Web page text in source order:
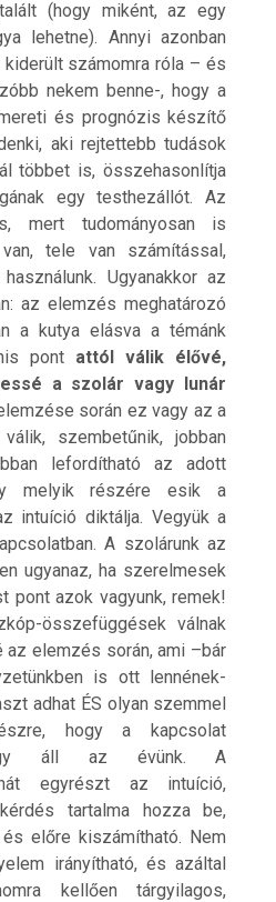
(hogy miként, az egy
lehetne). Annyi azonban
számomra róla – és
nekem benne-, hogy a
és prognózis készítő
aki rejtettebb tudások
többet is, összehasonlítja
egy testhezállót. Az
mert tudományosan is
tele van számítással,
Ugyanakkor az
az elemzés meghatározó
a kutya elásva a témánk
pont attól válik élővé,
a szolár vagy lunár
során ez vagy az a
szembetűnik, jobban
lefordítható az adott
melyik részére esik a
intuíció diktálja. Vegyük a
A szolárunk az
ugyanaz, ha szerelmesek
pont azok vagyunk, remek!
összefüggések válnak
az elemzés során, ami –bár
is ott lennének-
adhat ÉS olyan szemmel
hogy a kapcsolat
áll az évünk. A
egyrészt az intuíció,
tartalma hozza be,
előre kiszámítható. Nem
irányítható, és azáltal
kellően tárgyilagos,